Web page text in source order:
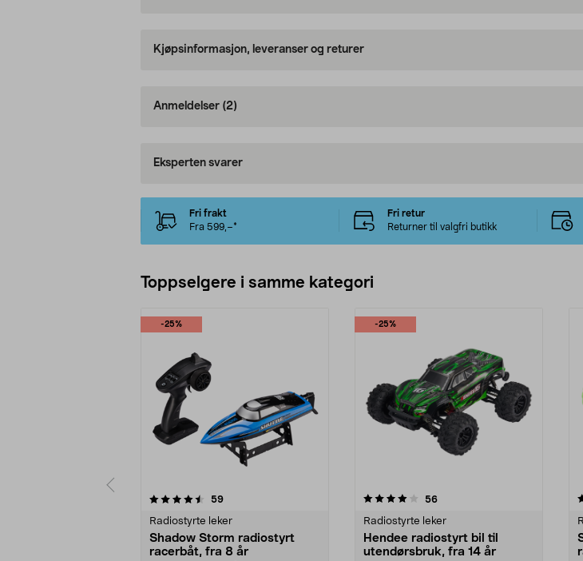
Kjøpsinformasjon, leveranser og returer
Anmeldelser (2)
Eksperten svarer
Fri frakt
Fra 599,–*
Fri retur
Returner til valgfri butikk
Toppselgere i samme kategori
-25%
59anmeldelser
Radiostyrte leker
Shadow Storm radiostyrt
racerbåt, fra 8 år
-25%
4.0 av 5 stjerner 56anmeldelser
Radiostyrte leker
Hendee radiostyrt bil til
utendørsbruk, fra 14 år
4.0 av 5 stjerner